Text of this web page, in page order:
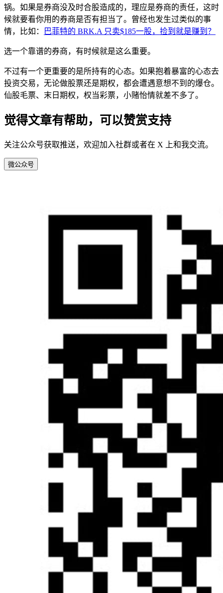
锅。如果是券商没及时合股造成的，理应是券商的责任，这时
候就要看你用的券商是否有担当了。曾经也发生过类似的事
情，比如：
巴菲特的 BRK.A 只卖$185一股，捡到就是赚到？
选一个靠谱的券商，有时候就是这么重要。
不过有一个更重要的是所持有的心态。如果抱着暴富的心态去
投资交易，无论做股票还是期权，都会遭遇意想不到的爆仓。
仙股毛票、末日期权，权当彩票，小赌怡情就差不多了。
觉得文章有帮助，可以赞赏支持
关注公众号获取推送，欢迎加入社群或者在 X 上和我交流。
微公众号